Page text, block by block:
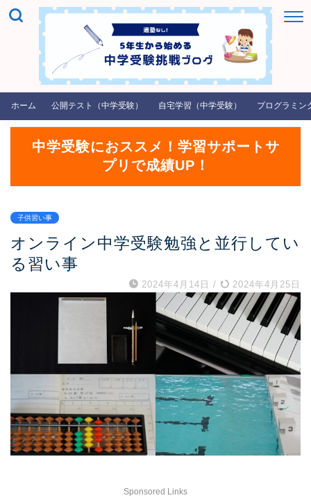
ホーム 公開テスト（中学受験） 自宅学習（中学受験） プログラミン
中学受験におススメ！学習サポートサ
プリで成績UP！
子供習い事
オンライン中学受験勉強と並行してい
る習い事
2024年4月14日 / 2024年4月25日
Sponsored Links